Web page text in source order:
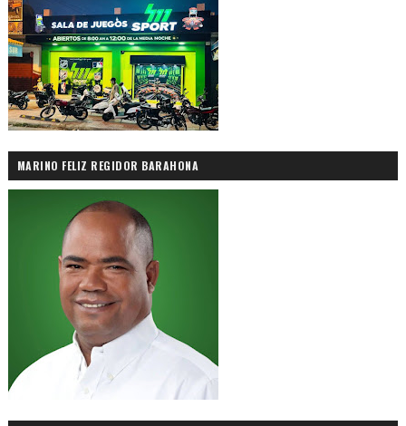
MARINO FELIZ REGIDOR BARAHONA